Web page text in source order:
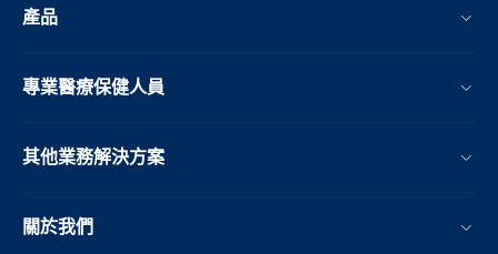
產品
專業醫療保健人員
其他業務解決方案​
關於我們